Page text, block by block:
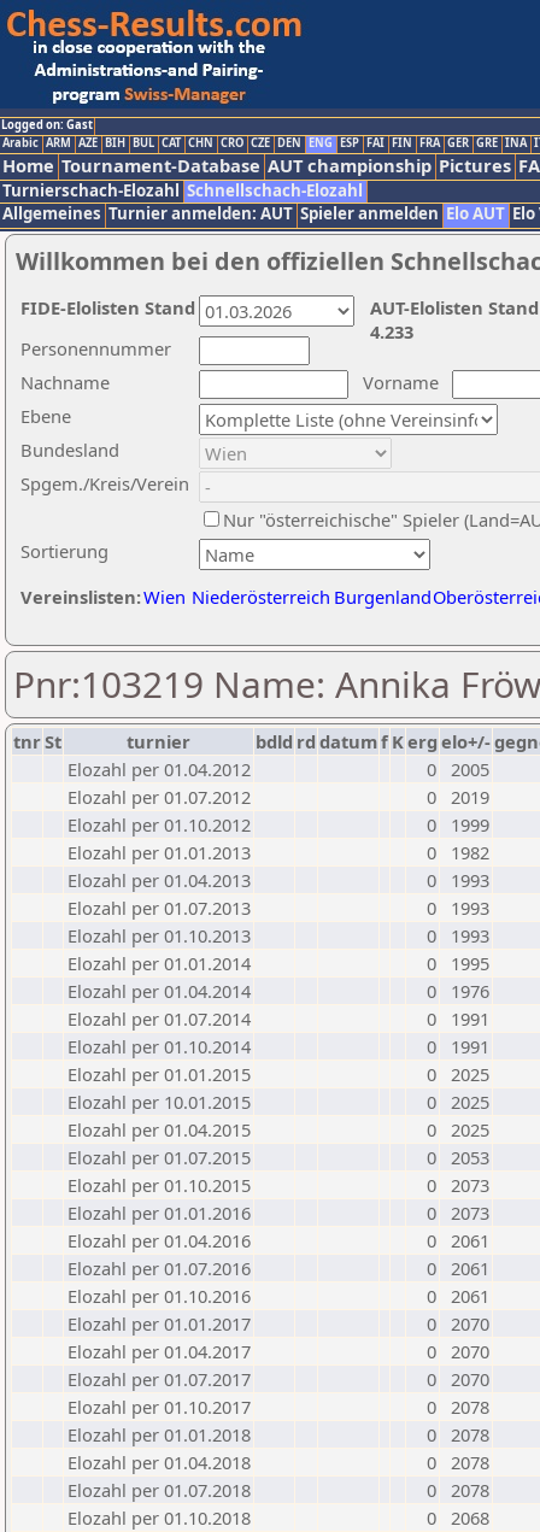
Logged on: Gast
Arabic ARM AZE BIH BUL CAT CHN CRO CZE DEN ENG ESP FAI FIN FRA GER GRE INA
Home Tournament-Database AUT championship Pictures
Turnierschach-Elozahl Schnellschach-Elozahl
Allgemeines Turnier anmelden: AUT Spieler anmelden Elo AUT
Willkommen bei den offiziellen
Nachname
Vorname
Ebene
Sortierung
Personennummer
Bundesland
Spgem./Kreis/Verein
Nur "österreichische" Spieler
Vereinslisten:Wien Niederösterreich Burgenland
AUT-Elolisten
4.233
FIDE-Elolisten Stand
Pnr:103219 Name: Annika
tnrSt turnier bdld rd datumf Kerg elo+/-
Elozahl per 01.04.2012
0 2005
Elozahl per 01.07.2012
0 2019
Elozahl per 01.10.2012
0
1999
Elozahl per 01.01.2013
0
1982
Elozahl per 01.04.2013
0
1993
Elozahl per 01.07.2013
0
1993
Elozahl per 01.10.2013
0
1993
Elozahl per 01.01.2014
0
1995
Elozahl per 01.04.2014
0
1976
Elozahl per 01.07.2014
0
1991
Elozahl per 01.10.2014
0
1991
Elozahl per 01.01.2015
0 2025
Elozahl per 10.01.2015
0 2025
Elozahl per 01.04.2015
0 2025
Elozahl per 01.07.2015
0 2053
Elozahl per 01.10.2015
0 2073
Elozahl per 01.01.2016
0 2073
Elozahl per 01.04.2016
0 2061
Elozahl per 01.07.2016
0 2061
Elozahl per 01.10.2016
0 2061
Elozahl per 01.01.2017
0 2070
Elozahl per 01.04.2017
0 2070
Elozahl per 01.07.2017
0 2070
Elozahl per 01.10.2017
0 2078
Elozahl per 01.01.2018
0 2078
Elozahl per 01.04.2018
0 2078
Elozahl per 01.07.2018
0 2078
Elozahl per 01.10.2018
0 2068